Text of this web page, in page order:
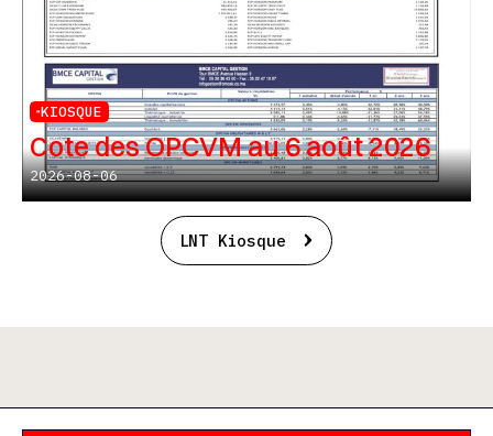
KIOSQUE
Cote des OPCVM au 6 août 2026
2026-08-06
LNT Kiosque